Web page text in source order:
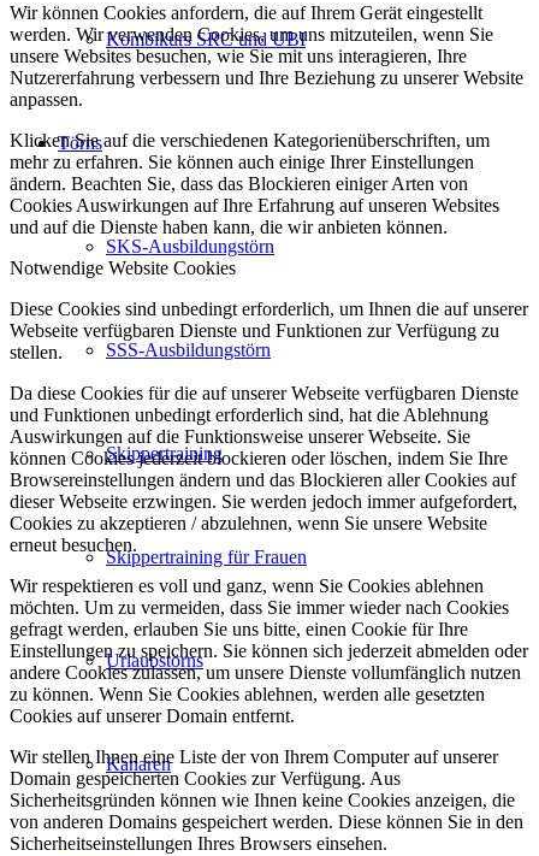
Kombikurs SRC und UBI
Törns
SKS-Ausbildungstörn
SSS-Ausbildungstörn
Skippertraining
Skippertraining für Frauen
Urlaubstörns
Kanaren
Wir können Cookies anfordern, die auf Ihrem Gerät eingestellt
werden. Wir verwenden Cookies, um uns mitzuteilen, wenn Sie
unsere Websites besuchen, wie Sie mit uns interagieren, Ihre
Nutzererfahrung verbessern und Ihre Beziehung zu unserer Website
anpassen.
Klicken Sie auf die verschiedenen Kategorienüberschriften, um
mehr zu erfahren. Sie können auch einige Ihrer Einstellungen
ändern. Beachten Sie, dass das Blockieren einiger Arten von
Cookies Auswirkungen auf Ihre Erfahrung auf unseren Websites
und auf die Dienste haben kann, die wir anbieten können.
Notwendige Website Cookies
Diese Cookies sind unbedingt erforderlich, um Ihnen die auf unserer
Webseite verfügbaren Dienste und Funktionen zur Verfügung zu
stellen.
Da diese Cookies für die auf unserer Webseite verfügbaren Dienste
und Funktionen unbedingt erforderlich sind, hat die Ablehnung
Auswirkungen auf die Funktionsweise unserer Webseite. Sie
können Cookies jederzeit blockieren oder löschen, indem Sie Ihre
Browsereinstellungen ändern und das Blockieren aller Cookies auf
dieser Webseite erzwingen. Sie werden jedoch immer aufgefordert,
Cookies zu akzeptieren / abzulehnen, wenn Sie unsere Website
erneut besuchen.
Wir respektieren es voll und ganz, wenn Sie Cookies ablehnen
möchten. Um zu vermeiden, dass Sie immer wieder nach Cookies
gefragt werden, erlauben Sie uns bitte, einen Cookie für Ihre
Einstellungen zu speichern. Sie können sich jederzeit abmelden oder
andere Cookies zulassen, um unsere Dienste vollumfänglich nutzen
zu können. Wenn Sie Cookies ablehnen, werden alle gesetzten
Cookies auf unserer Domain entfernt.
Wir stellen Ihnen eine Liste der von Ihrem Computer auf unserer
Domain gespeicherten Cookies zur Verfügung. Aus
Sicherheitsgründen können wie Ihnen keine Cookies anzeigen, die
von anderen Domains gespeichert werden. Diese können Sie in den
Sicherheitseinstellungen Ihres Browsers einsehen.